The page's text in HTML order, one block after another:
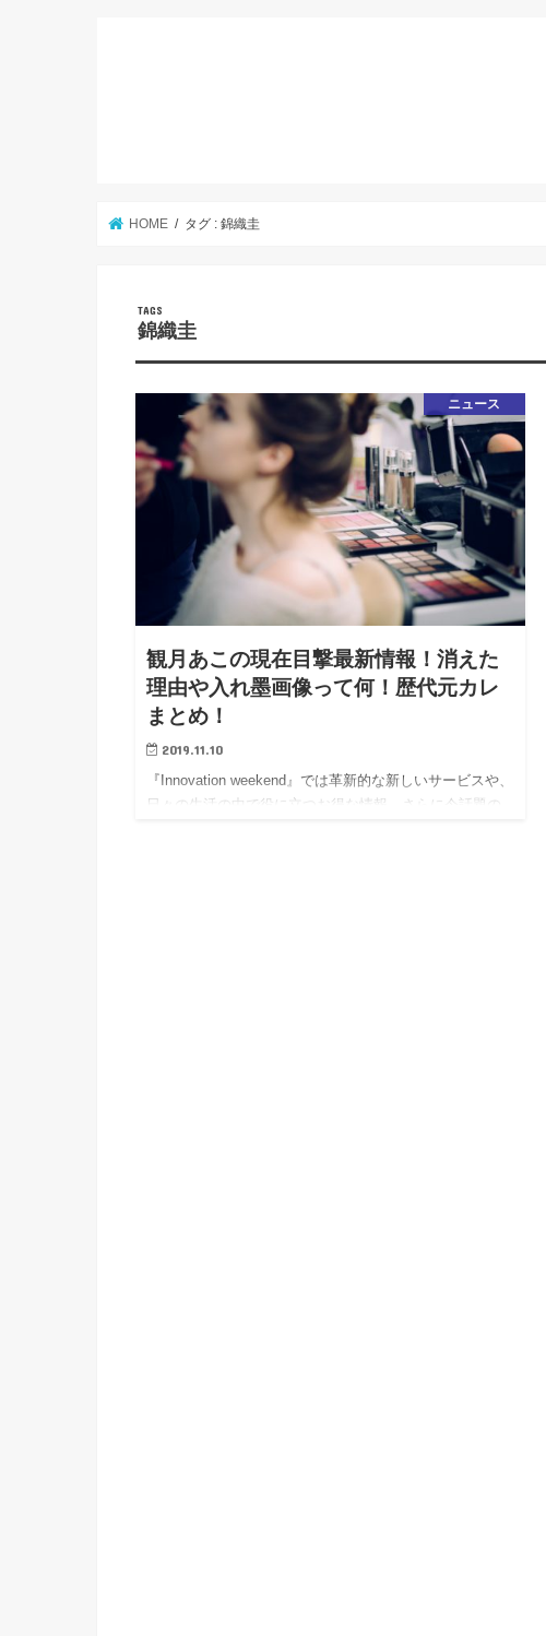
HOME タグ : 錦織圭
錦織圭
ニュース
観月あこの現在目撃最新情報！消えた
理由や入れ墨画像って何！歴代元カレ
まとめ！
2019.11.10
『Innovation weekend』では革新的な新しいサービスや、
日々の生活の中で役に立つお得な情報、さらに今話題の